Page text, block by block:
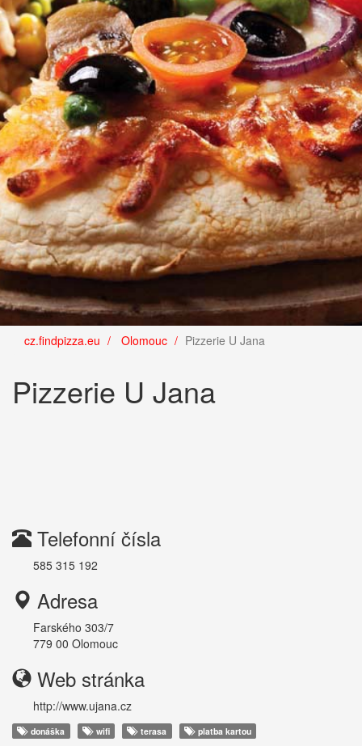
cz.findpizza.eu Olomouc Pizzerie U Jana
Pizzerie U Jana
Telefonní čísla
585 315 192
Adresa
Farského 303/7
779 00 Olomouc
Web stránka
http://www.ujana.cz
donáška wifi terasa platba kartou